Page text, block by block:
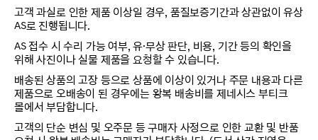
고객 과실로 인한 제품 이상일 경우, 품질보증기간과 상관없이 유상
AS로 진행됩니다.
AS 접수 시 수리 가능 여부, 유·무상 판단, 비용, 기간 등의 확인을
위해 사진이나 실물 제품을 요청할 수 있습니다.
배송된 상품의 고장 등으로 상품에 이상이 있거나 주문 내용과 다른
제품으로 오배송이 된 경우에는 왕복 배송비를 제네시스 부티크
몰에서 부담합니다.
고객의 단순 변심 및 오주문 등 구매자 사정으로 인한 교환 및 반품